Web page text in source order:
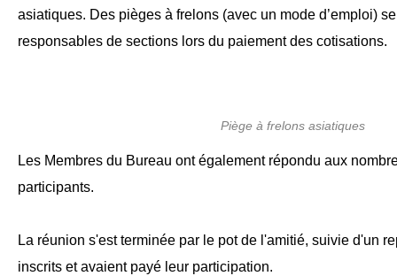
asiatiques. Des pièges à frelons (avec un mode d’emploi)
responsables de sections lors du paiement des cotisations.
Piège à frelons asiatiques
Les Membres du Bureau ont également répondu aux
participants.
La réunion s'est terminée par le pot de l'amitié, suivie d'un
inscrits et avaient payé leur participation.